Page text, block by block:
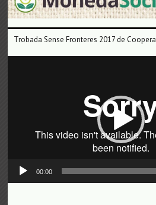
Trobada Sense Fronteres 2017 de
00:00